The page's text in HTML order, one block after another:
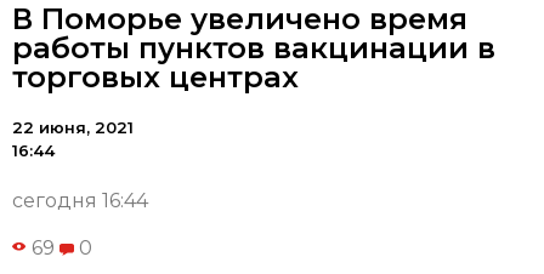
В Поморье увеличено время
работы пунктов вакцинации в
торговых центрах
22 июня, 2021
16:44
сегодня 16:44
69 0